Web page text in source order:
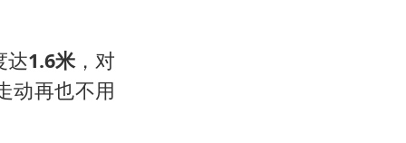
达1.6米，对
动再也不用